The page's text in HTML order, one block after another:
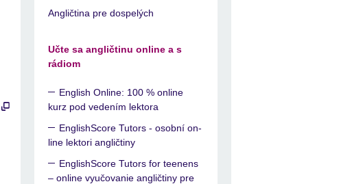
Angličtina pre dospelých
Učte sa angličtinu online a s
rádiom
English Online: 100 % online
kurz pod vedením lektora
EnglishScore Tutors - osobní on-
line lektori angličtiny
EnglishScore Tutors for teenens
– online vyučovanie angličtiny pre